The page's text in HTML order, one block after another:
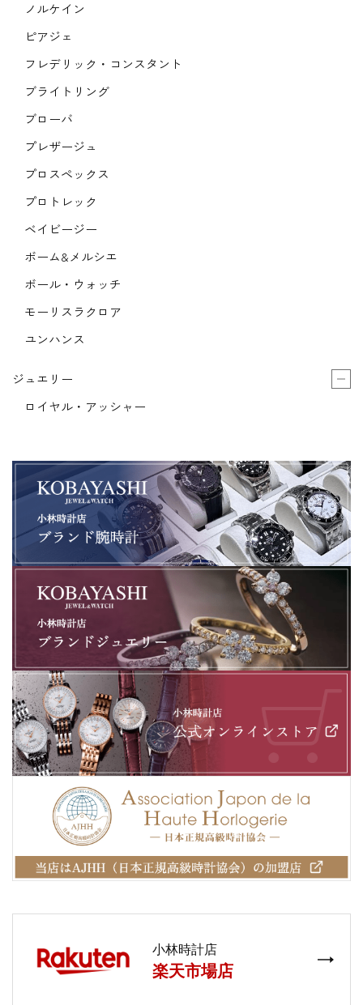
ノルケイン
ピアジェ
フレデリック・コンスタント
ブライトリング
ブローバ
プレザージュ
プロスペックス
プロトレック
ベイビージー
ボーム&メルシエ
ボール・ウォッチ
モーリスラクロア
ユンハンス
ジュエリー
ロイヤル・アッシャー